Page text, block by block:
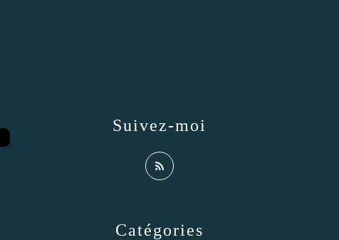
Catégories
Suivez-moi